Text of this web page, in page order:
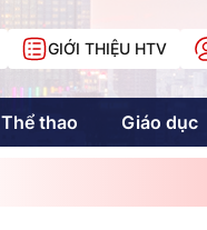
GIỚI THIỆU HTV
Thể thao Giáo dục